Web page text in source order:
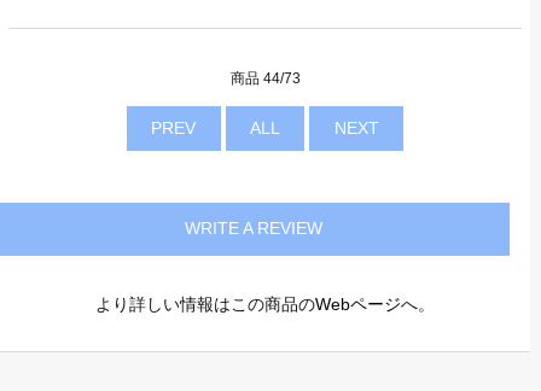
商品 44/73
PREV ALL NEXT
WRITE A REVIEW
より詳しい情報はこの商品のWebページへ。